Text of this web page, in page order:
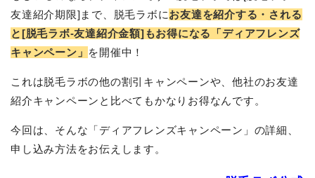
友達紹介期限]まで、脱毛ラボにお友達を紹介する・される
と[脱毛ラボ-友達紹介金額]もお得になる「ディアフレンズ
キャンペーン」 を開催中！
これは脱毛ラボの他の割引キャンペーンや、他社のお友達
紹介キャンペーンと比べてもかなりお得なんです。
今回は、そんな「ディアフレンズキャンペーン」の詳細、
申し込み方法をお伝えします。